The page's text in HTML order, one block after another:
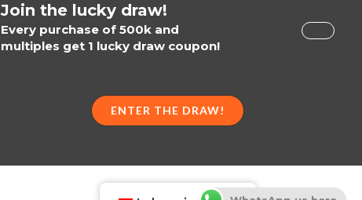
Join the lucky draw!
Every purchase of 500k and
multiples get 1 lucky draw coupon!
ENTER THE DRAW!